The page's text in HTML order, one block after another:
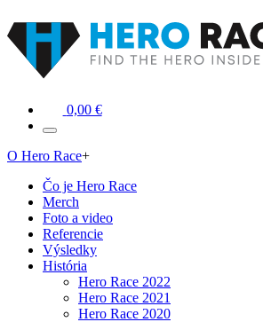
0,00 €
O Hero Race+
Čo je Hero Race
Merch
Foto a video
Referencie
Výsledky
História
Hero Race 2022
Hero Race 2021
Hero Race 2020